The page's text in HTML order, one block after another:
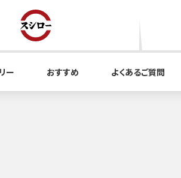
ー おすすめ よくあるご質問